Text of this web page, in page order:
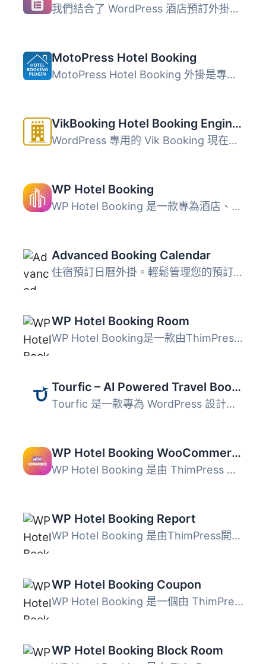
我們結合了 WordPress 酒店預訂外掛程式 和 Elementor，為您...
MotoPress Hotel Booking
MotoPress Hotel Booking 外掛是專為旅館和度假出租業務設計...
VikBooking Hotel Booking Engine & PMS
WordPress 專用的 Vik Booking 現在，著名的住宿預訂引擎和 P...
WP Hotel Booking
WP Hotel Booking 是一款專為酒店、旅館及住宿提供者設計的全...
Advanced Booking Calendar
住宿預訂日曆外掛。輕鬆管理您的預訂並提高入住率。此預訂系...
WP Hotel Booking Room
WP Hotel Booking是一款由ThimPress開發的WordPress飯店預約...
Tourfic – AI Powered Travel Booking, Hotel Booking & Car Rental WordPress Plugin
Tourfic 是一款專為 WordPress 設計的旅行訂房、酒店預訂及汽...
WP Hotel Booking WooCommerce
WP Hotel Booking 是由 ThimPress 開發的 WordPress 酒店預訂...
WP Hotel Booking Report
WP Hotel Booking 是由ThimPress開發的 WordPress 酒店預訂外...
WP Hotel Booking Coupon
WP Hotel Booking 是一個由 ThimPress 開發的 WordPress 酒店...
WP Hotel Booking Block Room